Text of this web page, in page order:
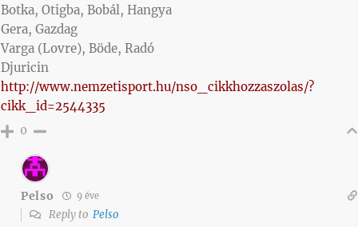
Botka, Otigba, Bobál, Hangya
Gera, Gazdag
Varga (Lovre), Böde, Radó
Djuricin
http://www.nemzetisport.hu/nso_cikkhozzaszolas/?
cikk_id=2544335
0
Pelso 9 éve
Reply to Pelso